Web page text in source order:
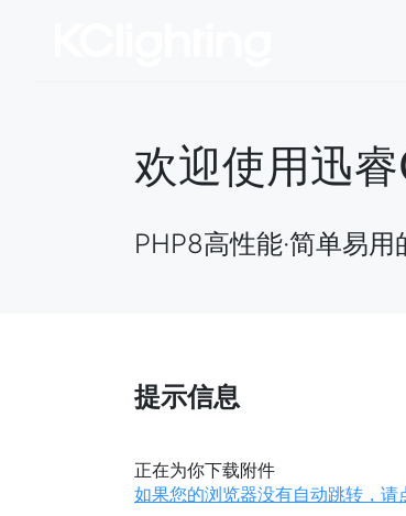
欢迎使用迅
PHP8高性能·简单易
提示信息
正在为你下载附件
如果您的浏览器没有自动跳转，请